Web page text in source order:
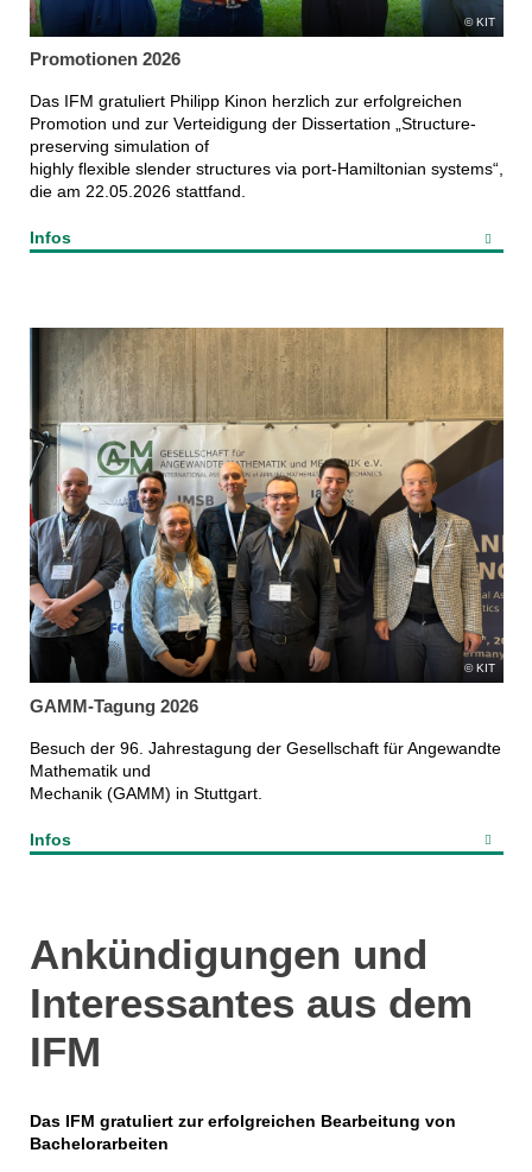
KIT
Promotionen 2026
Das IFM gratuliert Philipp Kinon herzlich zur erfolgreichen
Promotion und zur Verteidigung der Dissertation „Structure-
preserving simulation of
highly flexible slender structures via port-Hamiltonian systems“,
die am 22.05.2026 stattfand.
Infos
KIT
GAMM-Tagung 2026
Besuch der 96. Jahrestagung der Gesellschaft für Angewandte
Mathematik und
Mechanik (GAMM) in Stuttgart.
Infos
Ankündigungen und
Interessantes aus dem
IFM
Das IFM gratuliert zur erfolgreichen Bearbeitung von
Bachelorarbeiten